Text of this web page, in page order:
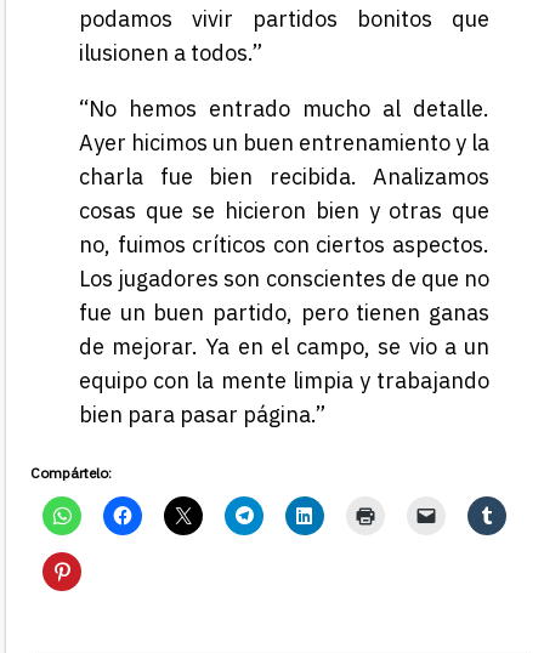
podamos vivir partidos bonitos que
ilusionen a todos.”
“No hemos entrado mucho al detalle.
Ayer hicimos un buen entrenamiento y la
charla fue bien recibida. Analizamos
cosas que se hicieron bien y otras que
no, fuimos críticos con ciertos aspectos.
Los jugadores son conscientes de que no
fue un buen partido, pero tienen ganas
de mejorar. Ya en el campo, se vio a un
equipo con la mente limpia y trabajando
bien para pasar página.”
Compártelo: